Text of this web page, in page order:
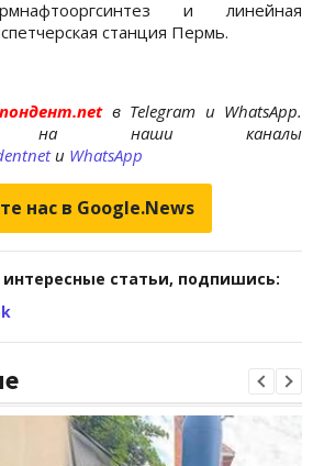
и линейная
станция Пермь.
в Telegram и WhatsApp.
на наши каналы
и WhatsApp
нас в Google.News
интересные статьи, подпишись: